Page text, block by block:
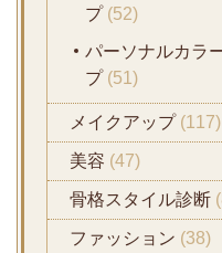
プ(52)
パーソナルカラ
プ(51)
メイクアップ(117)
美容 (47)
骨格スタイル診断
ファッション (38)